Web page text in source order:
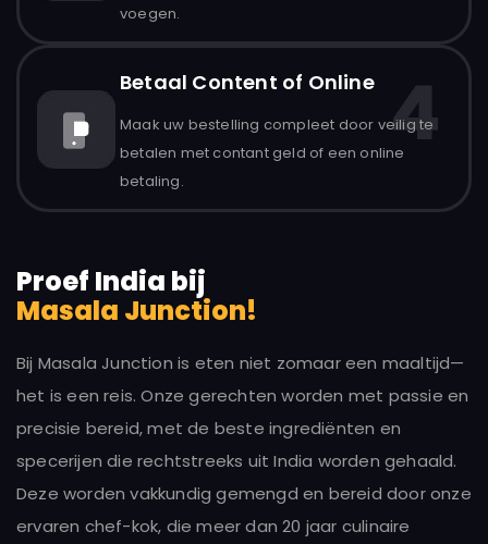
voegen.
Betaal Content of Online
Maak uw bestelling compleet door veilig te
betalen met contant geld of een online
betaling.
4
Proef India bij
Masala Junction!
Bij Masala Junction is eten niet zomaar een maaltijd—
het is een reis. Onze gerechten worden met passie en
precisie bereid, met de beste ingrediënten en
specerijen die rechtstreeks uit India worden gehaald.
Deze worden vakkundig gemengd en bereid door onze
ervaren chef-kok, die meer dan 20 jaar culinaire